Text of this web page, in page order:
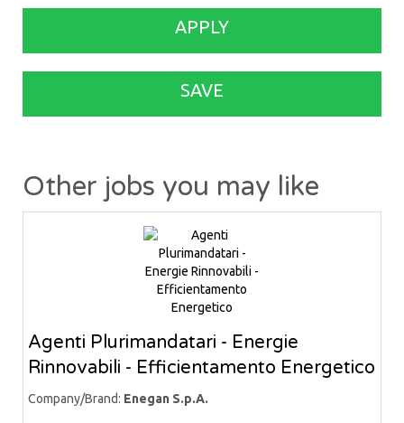
APPLY
SAVE
Other jobs you may like
Agenti Plurimandatari - Energie
Rinnovabili - Efficientamento Energetico
Company/Brand: Enegan S.p.A.